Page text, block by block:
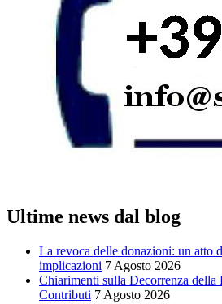
Ultime news dal blog
La revoca delle donazioni: un atto
implicazioni 7 Agosto 2026
Chiarimenti sulla Decorrenza della
Contributi 7 Agosto 2026